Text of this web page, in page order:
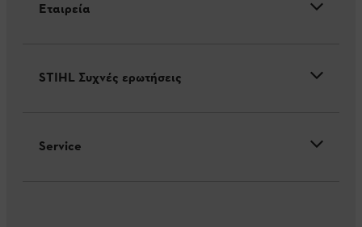
Εταιρεία
STIHL Συχνές ερωτήσεις
Service